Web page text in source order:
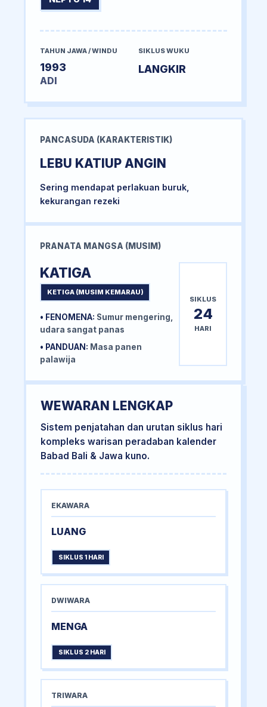
TAHUN JAWA / WINDU
1993
ADI
SIKLUS WUKU
LANGKIR
PANCASUDA (KARAKTERISTIK)
LEBU KATIUP ANGIN
Sering mendapat perlakuan buruk,
kekurangan rezeki
PRANATA MANGSA (MUSIM)
KATIGA
KETIGA (MUSIM KEMARAU)
• FENOMENA: Sumur mengering,
udara sangat panas
• PANDUAN: Masa panen
palawija
SIKLUS
24
HARI
WEWARAN LENGKAP
Sistem penjatahan dan urutan siklus hari
kompleks warisan peradaban kalender
Babad Bali & Jawa kuno.
EKAWARA
LUANG
SIKLUS 1 HARI
DWIWARA
MENGA
SIKLUS 2 HARI
TRIWARA